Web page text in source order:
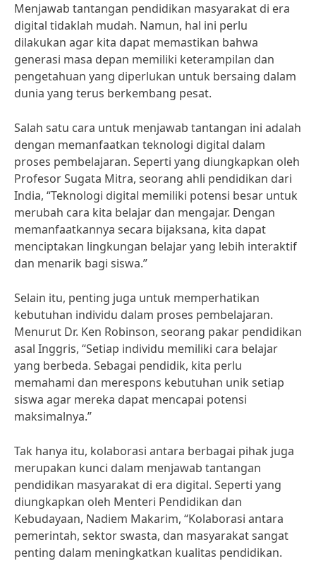
Menjawab tantangan pendidikan masyarakat di era
digital tidaklah mudah. Namun, hal ini perlu
dilakukan agar kita dapat memastikan bahwa
generasi masa depan memiliki keterampilan dan
pengetahuan yang diperlukan untuk bersaing dalam
dunia yang terus berkembang pesat.
Salah satu cara untuk menjawab tantangan ini adalah
dengan memanfaatkan teknologi digital dalam
proses pembelajaran. Seperti yang diungkapkan oleh
Profesor Sugata Mitra, seorang ahli pendidikan dari
India, “Teknologi digital memiliki potensi besar untuk
merubah cara kita belajar dan mengajar. Dengan
memanfaatkannya secara bijaksana, kita dapat
menciptakan lingkungan belajar yang lebih interaktif
dan menarik bagi siswa.”
Selain itu, penting juga untuk memperhatikan
kebutuhan individu dalam proses pembelajaran.
Menurut Dr. Ken Robinson, seorang pakar pendidikan
asal Inggris, “Setiap individu memiliki cara belajar
yang berbeda. Sebagai pendidik, kita perlu
memahami dan merespons kebutuhan unik setiap
siswa agar mereka dapat mencapai potensi
maksimalnya.”
Tak hanya itu, kolaborasi antara berbagai pihak juga
merupakan kunci dalam menjawab tantangan
pendidikan masyarakat di era digital. Seperti yang
diungkapkan oleh Menteri Pendidikan dan
Kebudayaan, Nadiem Makarim, “Kolaborasi antara
pemerintah, sektor swasta, dan masyarakat sangat
penting dalam meningkatkan kualitas pendidikan.